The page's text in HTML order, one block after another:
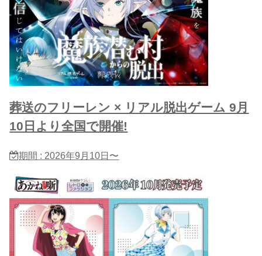
葬送のフリーレン × リアル脱出ゲーム 9月
10日より全国で開催!
期間 : 2026年9月10日〜